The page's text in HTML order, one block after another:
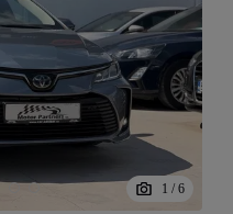
1 / 6